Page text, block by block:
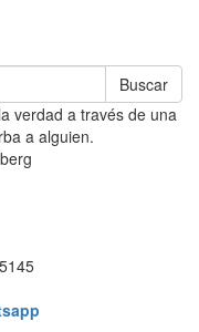
Buscar
verdad a través de una
a alguien.